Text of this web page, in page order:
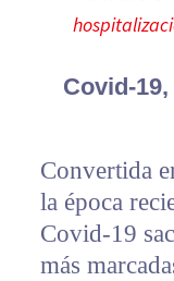
Covid-
Convertida
la época
Covid-19
más